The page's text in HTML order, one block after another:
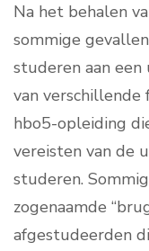
Na het behalen
sommige
studeren aan
van verschillende
hbo5-opleiding
vereisten van de
studeren.
zogenaamde
afgestudeerden